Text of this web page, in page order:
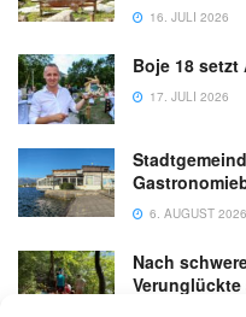
16. JULI 2026
Boje 18 setzt
17. JULI 2026
6. AUGUST 2026
Nach